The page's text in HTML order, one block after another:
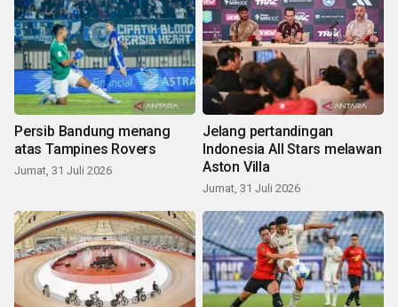
Persib Bandung menang
atas Tampines Rovers
Jumat, 31 Juli 2026
Jelang pertandingan
Indonesia All Stars melawan
Aston Villa
Jumat, 31 Juli 2026